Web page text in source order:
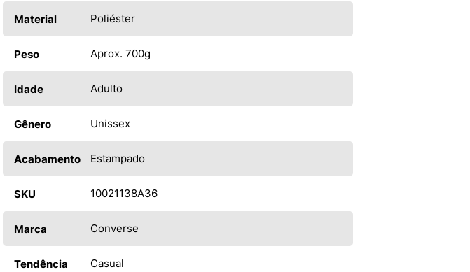
Material Poliéster
Peso Aprox. 700g
Idade Adulto
Gênero Unissex
Acabamento Estampado
SKU 10021138A36
Marca Converse
Tendência Casual